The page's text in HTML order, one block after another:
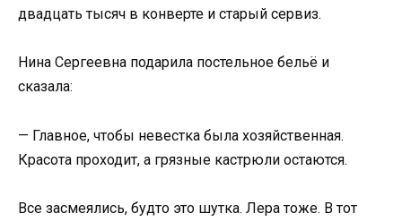
двадцать тысяч в конверте и старый сервиз.
Нина Сергеевна подарила постельное бельё и
сказала:
— Главное, чтобы невестка была хозяйственная.
Красота проходит, а грязные кастрюли остаются.
Все засмеялись, будто это шутка. Лера тоже. В тот